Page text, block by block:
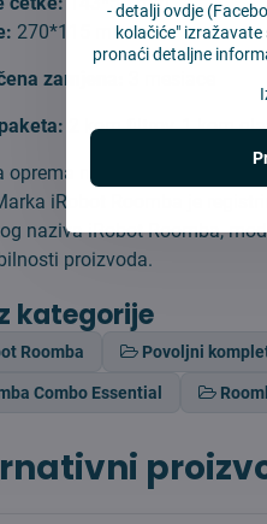
270*115 mm
zamjena:
2 kom filtrov, 1 kom
oprema nije originalan
iRobot Roomba je
naziva iRobot Roomba,
proizvoda.
kategorije
Roomba Povoljni
Combo Essential
-detalji ovdje
kolačiće"
pronaći detaljne